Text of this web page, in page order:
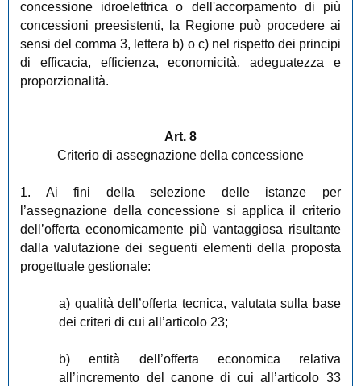
concessione idroelettrica o dell'accorpamento di più
concessioni preesistenti, la Regione può procedere ai
sensi del comma 3, lettera b) o c) nel rispetto dei principi
di efficacia, efficienza, economicità, adeguatezza e
proporzionalità.
Art. 8
Criterio di assegnazione della concessione
1. Ai fini della selezione delle istanze per
l’assegnazione della concessione si applica il criterio
dell’offerta economicamente più vantaggiosa risultante
dalla valutazione dei seguenti elementi della proposta
progettuale gestionale:
a) qualità dell’offerta tecnica, valutata sulla base
dei criteri di cui all’articolo 23;
b) entità dell’offerta economica relativa
all’incremento del canone di cui all’articolo 33